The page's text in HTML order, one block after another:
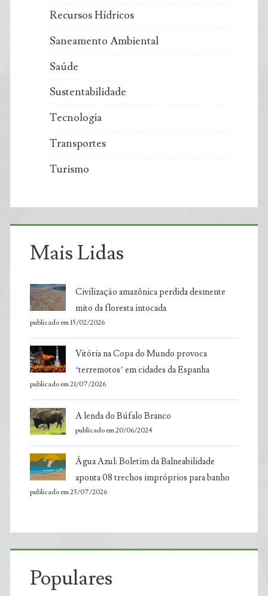
Recursos Hídricos
Saneamento Ambiental
Saúde
Sustentabilidade
Tecnologia
Transportes
Turismo
Mais Lidas
Civilização amazônica perdida desmente
mito da floresta intocada
publicado em 15/02/2026
Vitória na Copa do Mundo provoca
‘terremotos’ em cidades da Espanha
publicado em 21/07/2026
A lenda do Búfalo Branco
publicado em 20/06/2024
Água Azul: Boletim da Balneabilidade
aponta 08 trechos impróprios para banho
publicado em 25/07/2026
Populares